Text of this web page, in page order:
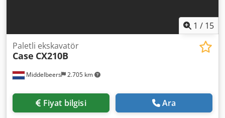
1 / 15
Middelbeers 2.705 km
Paletli ekskavatör
Case CX210B
Fiyat bilgisi Ara